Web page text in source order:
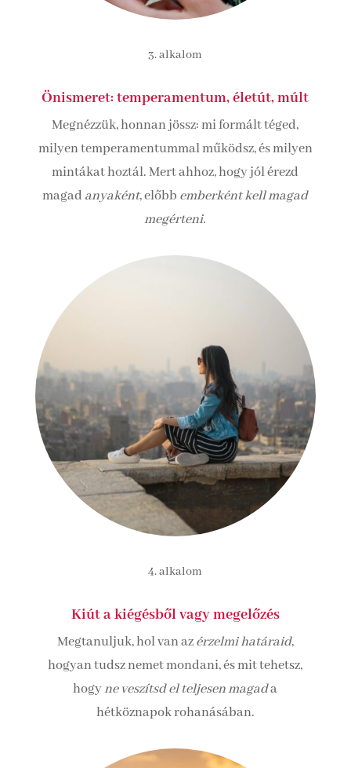
3. alkalom
Önismeret: temperamentum, életút, múlt
Megnézzük, honnan jössz: mi formált téged,
milyen temperamentummal működsz, és milyen
mintákat hoztál. Mert ahhoz, hogy jól érezd
magad anyaként, előbb emberként kell magad
megérteni.
4. alkalom
Kiút a kiégésből vagy megelőzés
Megtanuljuk, hol van azérzelmi határaid,
hogyan tudsz nemet mondani, és mit tehetsz,
hogyne veszítsd el teljesen magada
hétköznapok rohanásában.